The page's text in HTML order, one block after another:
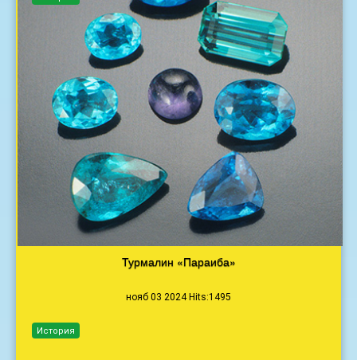
Турмалин «Параиба»
нояб 03 2024 Hits:1495
История